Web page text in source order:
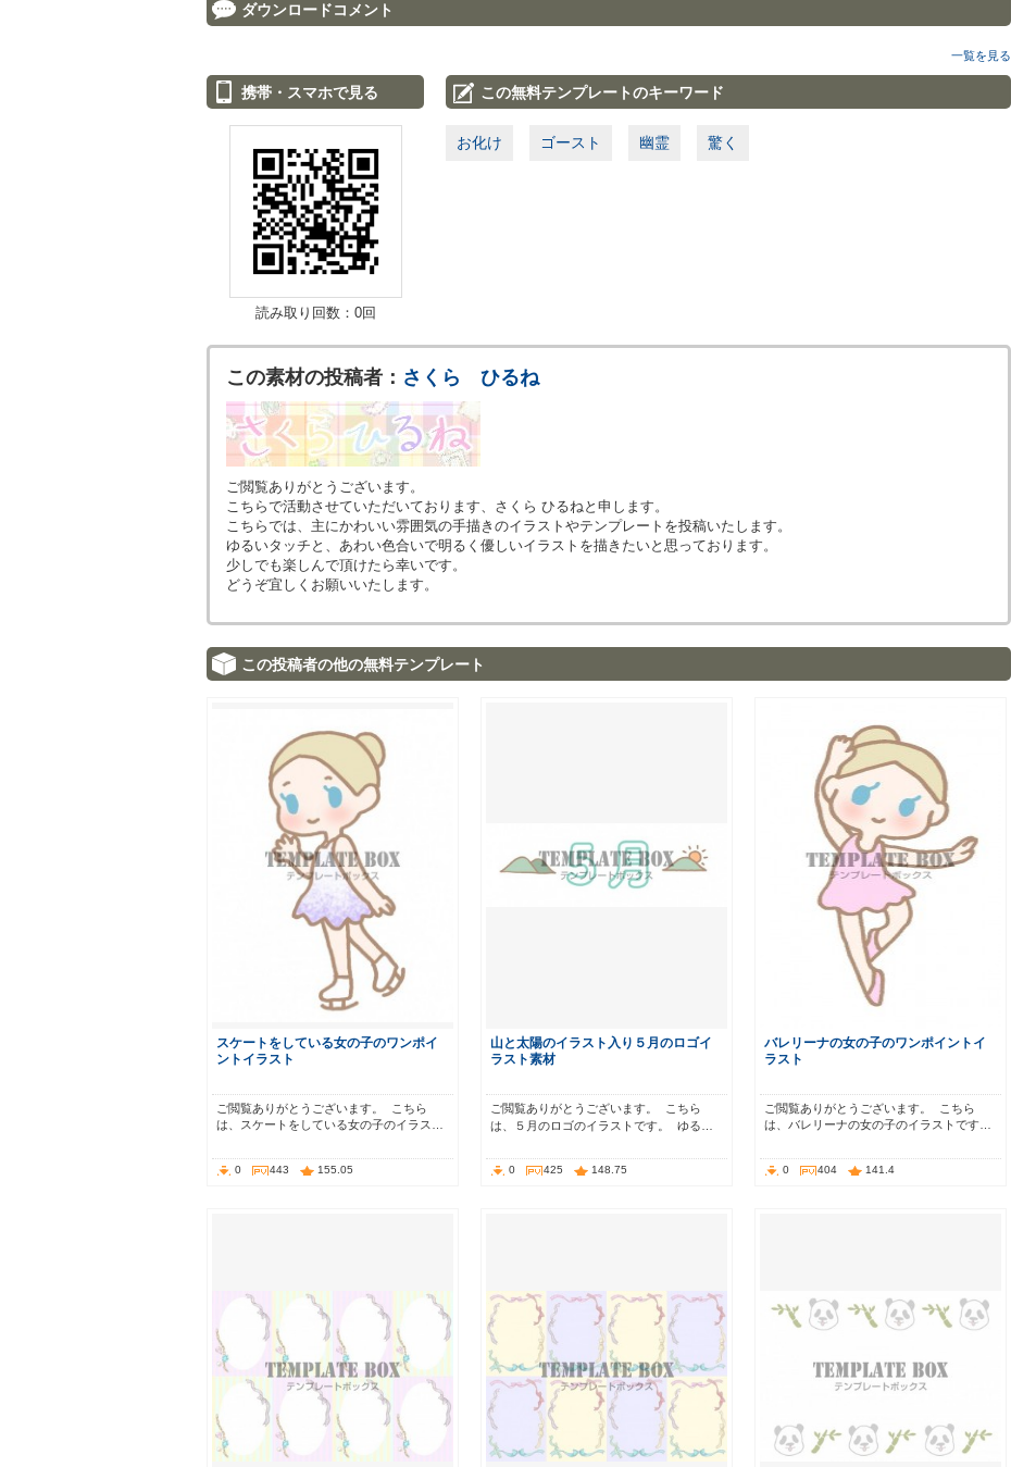
ダウンロードコメント
一覧を見る
携帯・スマホで見る
読み取り回数：0回
この無料テンプレートのキーワード
お化け ゴースト 幽霊 驚く
この素材の投稿者： さくら ひるね
ご閲覧ありがとうございます。
こちらで活動させていただいております、さくら ひるねと申します。
こちらでは、主にかわいい雰囲気の手描きのイラストやテンプレートを投稿いたします。
ゆるいタッチと、あわい色合いで明るく優しいイラストを描きたいと思っております。
少しでも楽しんで頂けたら幸いです。
どうぞ宜しくお願いいたします。
この投稿者の他の無料テンプレート
スケートをしている女の子のワンポイ
ントイラスト
ご閲覧ありがとうございます。 こちら
は、スケートをしている女の子のイラス…
0 443 155.05
山と太陽のイラスト入り５月のロゴイ
ラスト素材
ご閲覧ありがとうございます。 こちら
は、５月のロゴのイラストです。 ゆる…
0 425 148.75
バレリーナの女の子のワンポイントイ
ラスト
ご閲覧ありがとうございます。 こちら
は、バレリーナの女の子のイラストです…
0 404 141.4